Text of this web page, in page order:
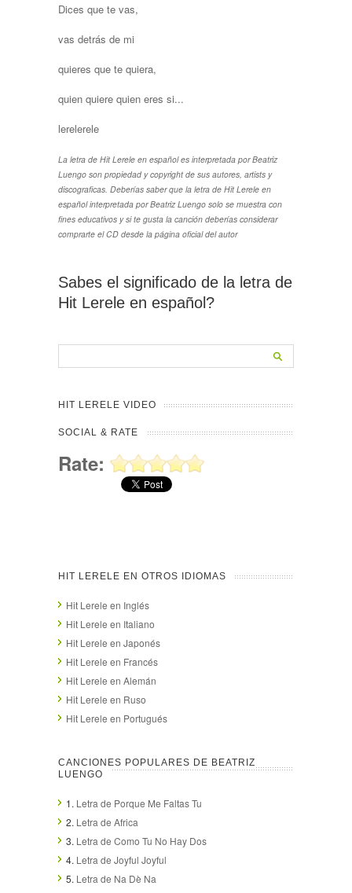
Dices que te vas,
vas detrás de mi
quieres que te quiera,
quien quiere quien eres si...
lerelerele
La letra de Hit Lerele en español es interpretada por Beatriz
Luengo son propiedad y copyright de sus autores, artists y
discograficas. Deberías saber que la letra de Hit Lerele en
español interpretada por Beatriz Luengo solo se muestra con
fines educativos y si te gusta la canción deberías considerar
comprarte el CD desde la página oficial del autor
Sabes el significado de la letra de
Hit Lerele en español?
HIT LERELE VIDEO
SOCIAL & RATE
Rate:
HIT LERELE EN OTROS IDIOMAS
Hit Lerele en Inglés
Hit Lerele en Italiano
Hit Lerele en Japonés
Hit Lerele en Francés
Hit Lerele en Alemán
Hit Lerele en Ruso
Hit Lerele en Portugués
CANCIONES POPULARES DE BEATRIZ
LUENGO
1. Letra de Porque Me Faltas Tu
2. Letra de Africa
3. Letra de Como Tu No Hay Dos
4. Letra de Joyful Joyful
5. Letra de Na Dè Na